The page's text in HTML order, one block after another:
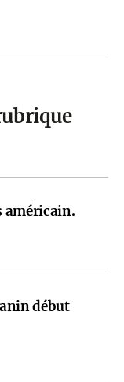
américain.
début